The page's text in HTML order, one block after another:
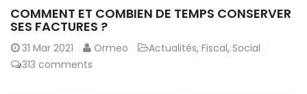
COMMENT ET COMBIEN DE TEMPS CONSERVER
SES FACTURES ?
31 Mar 2021 Ormeo Actualités, Fiscal, Social
313 comments